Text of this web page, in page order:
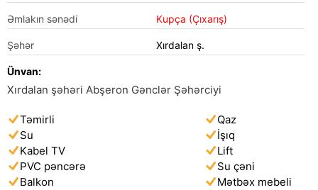
Əmlakın sənədi Kupça (Çıxarış)
Şəhər Xırdalan ş.
Ünvan:
Xırdalan şəhəri Abşeron Gənclər Şəhərciyi
Təmirli
Qaz
Su
İşıq
Kabel TV
Lift
PVC pəncərə
Su çəni
Balkon
Mətbəx mebeli